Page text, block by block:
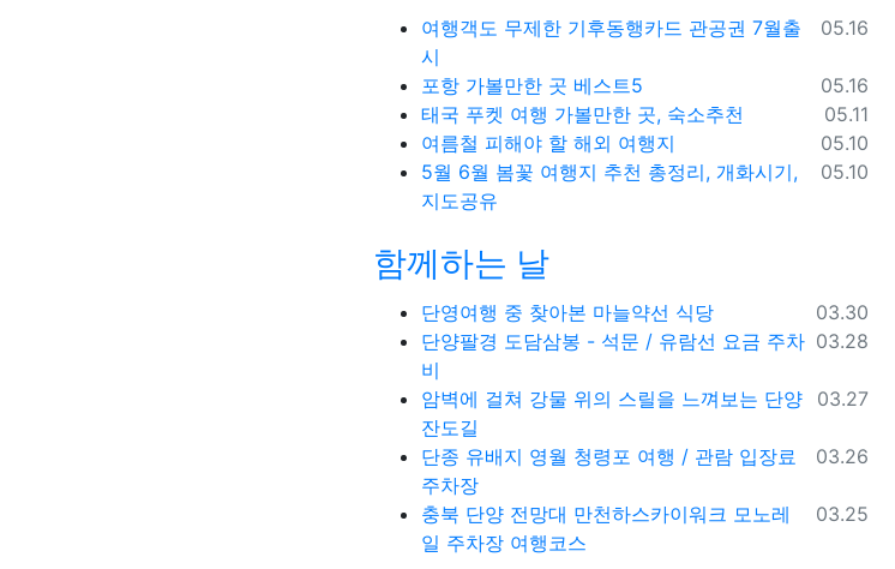
등록일
05.16
여행객도 무제한 기후동행카드 관공권 7월출
시
등록일
05.16
포항 가볼만한 곳 베스트5
등록일
05.11
태국 푸켓 여행 가볼만한 곳, 숙소추천
등록일
05.10
여름철 피해야 할 해외 여행지
등록일
05.10
5월 6월 봄꽃 여행지 추천 총정리, 개화시기,
지도공유
함께하는 날
등록일
03.30
단영여행 중 찾아본 마늘약선 식당
등록일
03.28
단양팔경 도담삼봉 - 석문 / 유람선 요금 주차
비
등록일
03.27
암벽에 걸쳐 강물 위의 스릴을 느껴보는 단양
잔도길
등록일
03.26
단종 유배지 영월 청령포 여행 / 관람 입장료
주차장
등록일
03.25
충북 단양 전망대 만천하스카이워크 모노레
일 주차장 여행코스